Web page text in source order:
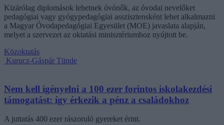
Kizárólag diplomások lehetnek óvónők, az óvodai nevelőket
pedagógiai vagy gyógypedagógiai asszisztensként lehet alkalmazni
a Magyar Óvodapedagógiai Egyesület (MOE) javaslata alapján,
melyet a szervezet az oktatási minisztériumhoz nyújtott be.
Közoktatás
Kurucz-Gáspár Tünde
Nem kell igényelni a 100 ezer forintos iskolakezdési
támogatást: így érkezik a pénz a családokhoz
A juttatás 400 ezer rászoruló gyereket érint.